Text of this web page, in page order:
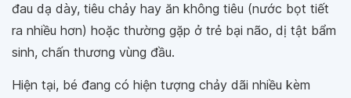
đau dạ dày, tiêu chảy hay ăn không tiêu (nước bọt tiết
ra nhiều hơn) hoặc thường gặp ở trẻ bại não, dị tật bẩm
sinh, chấn thương vùng đầu.
Hiện tại, bé đang có hiện tượng chảy dãi nhiều kèm